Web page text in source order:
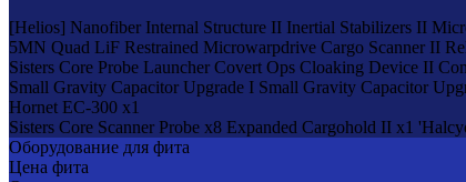
[Helios] Nanofiber Internal Structure II Inertial Stabilizers II
5MN Quad LiF Restrained Microwarpdrive Cargo Scanner II
Sisters Core Probe Launcher Covert Ops Cloaking Device II
Small Gravity Capacitor Upgrade I Small Gravity Capacitor
Hornet EC-300 x1
Sisters Core Scanner Probe x8 Expanded Cargohold II x1
Оборудование для фита
Цена фита